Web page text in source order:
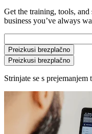
Get the training, tools,
business you’ve always
Preizkusi brezplačno
Preizkusi brezplačno
Strinjate se s